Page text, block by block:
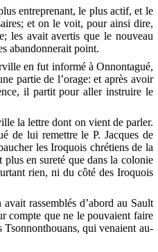
entreprenant, le plus actif, et le
et on le voit, pour ainsi dire,
les avait avertis que le nouveau
abandonnerait point.
en fut informé à Onnontagué,
partie de l’orage: et après avoir
il partit pour aller instruire le
la lettre dont on vient de parler.
de lui remettre le P. Jacques de
les Iroquois chrétiens de la
en sureté que dans la colonie
rien, ni du côté des Iroquois
rassemblés d’abord au Sault
compte que ne le pouvaient faire
Tsonnonthouans, qui venaient au-